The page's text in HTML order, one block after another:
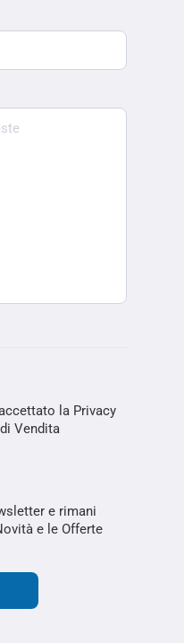
la Privacy
Vendita
e rimani
e le Offerte